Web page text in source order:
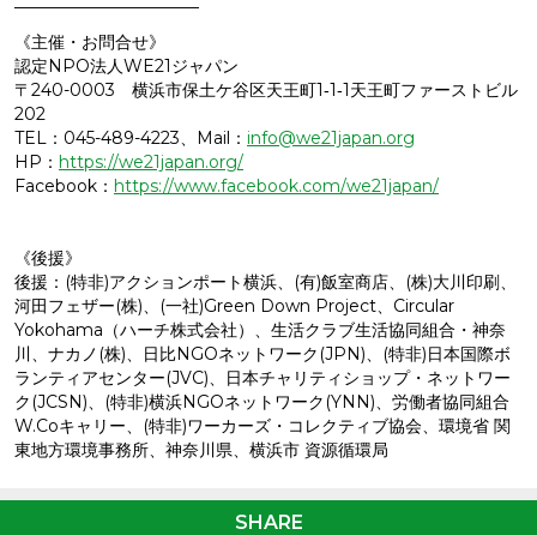
―――――――――――
《主催・お問合せ》
認定NPO法人WE21ジャパン
〒240-0003 横浜市保土ケ谷区天王町1‐1‐1天王町ファーストビル
202
TEL：045-489-4223、Mail： info@we21japan.org
HP： https://we21japan.org/
Facebook： https://www.facebook.com/we21japan/
《後援》
後援：(特非)アクションポート横浜、(有)飯室商店、(株)大川印刷、
河田フェザー(株)、(一社)Green Down Project、Circular
Yokohama（ハーチ株式会社）、生活クラブ生活協同組合・神奈
川、ナカノ(株)、日比NGOネットワーク(JPN)、(特非)日本国際ボ
ランティアセンター(JVC)、日本チャリティショップ・ネットワー
ク(JCSN)、(特非)横浜NGOネットワーク(YNN)、労働者協同組合
W.Coキャリー、(特非)ワーカーズ・コレクティブ協会、環境省 関
東地方環境事務所、神奈川県、横浜市 資源循環局
SHARE